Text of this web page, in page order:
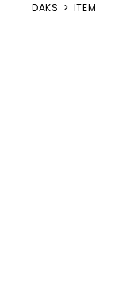
DAKS ITEM